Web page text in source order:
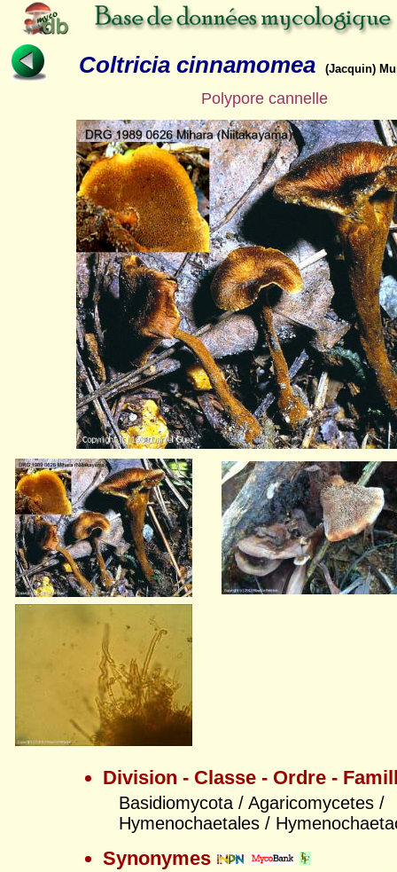
Coltricia cinnamomea (Jacquin)
Polypore cannelle
Division - Classe - Ordre -
Basidiomycota / Agaricomycetes /
Hymenochaetales /
Synonymes